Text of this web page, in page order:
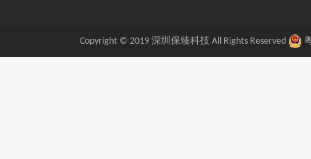
Copyright © 2019 深圳保臻科技 All Rights Reserved